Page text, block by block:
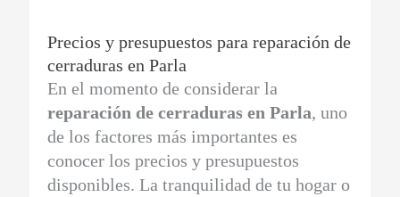
Precios y presupuestos para reparación de
cerraduras en Parla
En el momento de considerar la
reparación de cerraduras en Parla, uno
de los factores más importantes es
conocer los precios y presupuestos
disponibles. La tranquilidad de tu hogar o